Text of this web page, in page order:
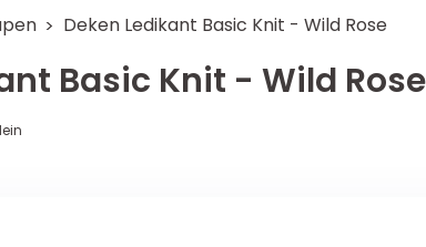
Deken Ledikant Basic Knit - Wild Rose
Basic Knit - Wild Rose